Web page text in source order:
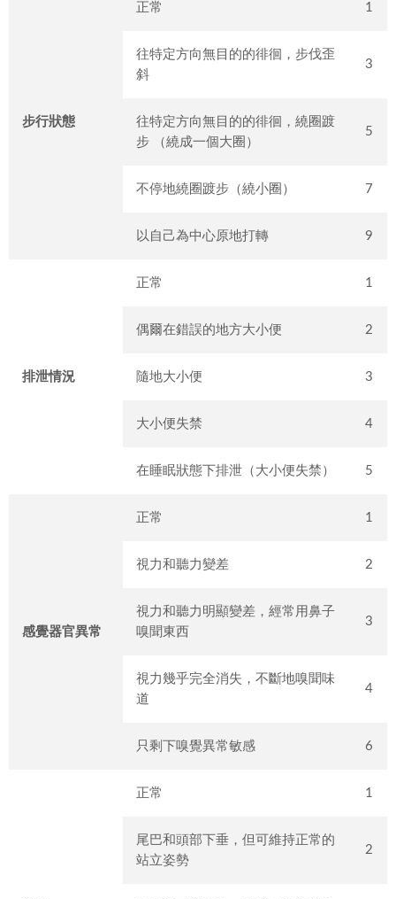
步行狀態
正常 1
往特定方向無目的的徘徊，步伐歪
斜
3
往特定方向無目的的徘徊，繞圈踱
步 （繞成一個大圈）
5
不停地繞圈踱步（繞小圈） 7
以自己為中心原地打轉 9
排泄情況
正常 1
偶爾在錯誤的地方大小便 2
隨地大小便 3
大小便失禁 4
在睡眠狀態下排泄（大小便失禁） 5
感覺器官異常
正常 1
視力和聽力變差 2
視力和聽力明顯變差，經常用鼻子
嗅聞東西
3
視力幾乎完全消失，不斷地嗅聞味
道
4
只剩下嗅覺異常敏感 6
正常 1
尾巴和頭部下垂，但可維持正常的
站立姿勢
2